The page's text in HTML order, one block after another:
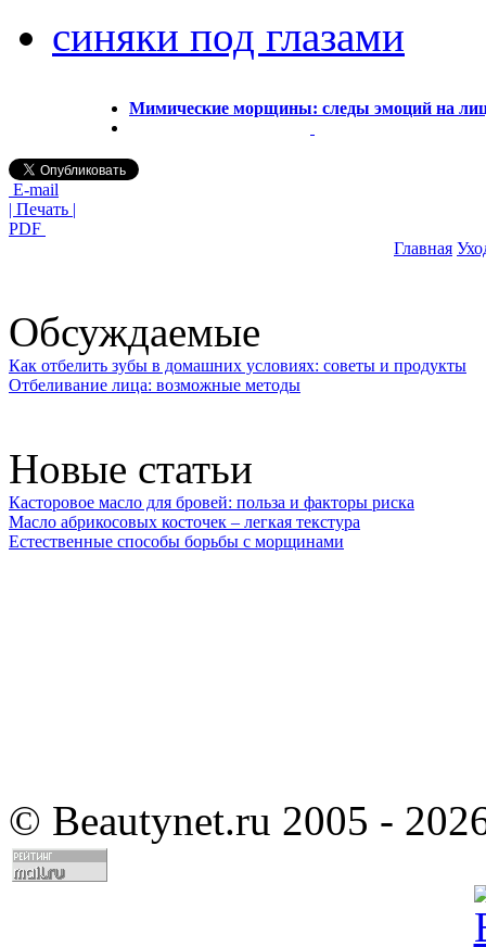
синяки под глазами
Мимические морщины: следы эмоций на
E-mail
| Печать |
PDF
Главная
Обсуждаемые
Как отбелить зубы в домашних условиях: советы и продукты
Отбеливание лица: возможные методы
Новые статьи
Касторовое масло для бровей: польза и факторы риска
Масло абрикосовых косточек – легкая текстура
Естественные способы борьбы с морщинами
© Beautynet.ru 2005 -